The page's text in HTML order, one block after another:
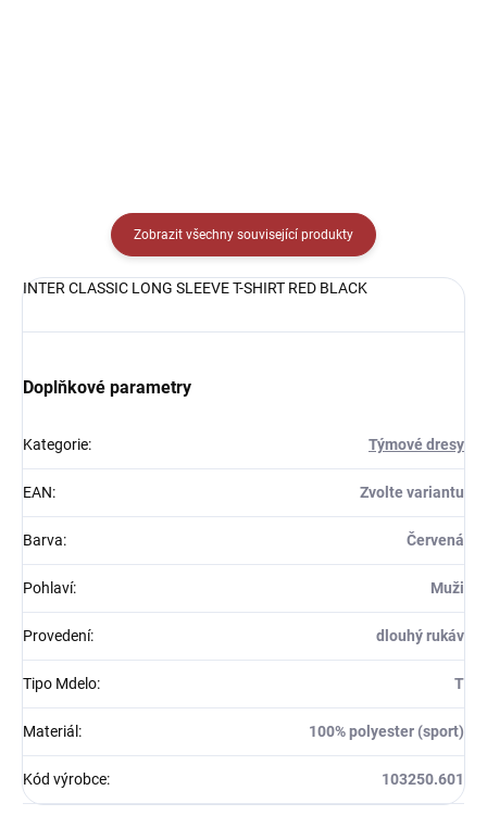
Zobrazit všechny související produkty
INTER CLASSIC LONG SLEEVE T-SHIRT RED BLACK
Doplňkové parametry
Kategorie: Týmové dresy
EAN: Zvolte variantu
Barva: Červená
Pohlaví: Muži
Provedení: dlouhý rukáv
Tipo Mdelo: T
Materiál : 100% polyester (sport)
Kód výrobce: 103250.601